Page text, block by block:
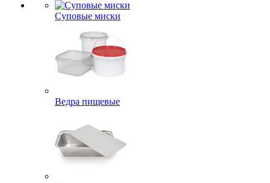
Суповые миски
Ведра пищевые